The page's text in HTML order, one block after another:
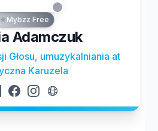
Mybzz Free
Adamczuk
Głosu, umuzykalniania at
Karuzela